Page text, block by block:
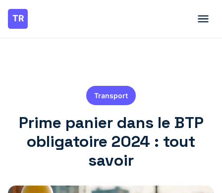
Transport
Prime panier dans le BTP
obligatoire 2024 : tout
savoir